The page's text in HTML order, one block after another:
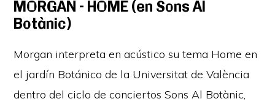
MORGAN – HOME (en Sons Al
Botànic)
Morgan interpreta en acústico su tema Home en
el jardín Botánico de la Universitat de València
dentro del ciclo de conciertos Sons Al Botànic,